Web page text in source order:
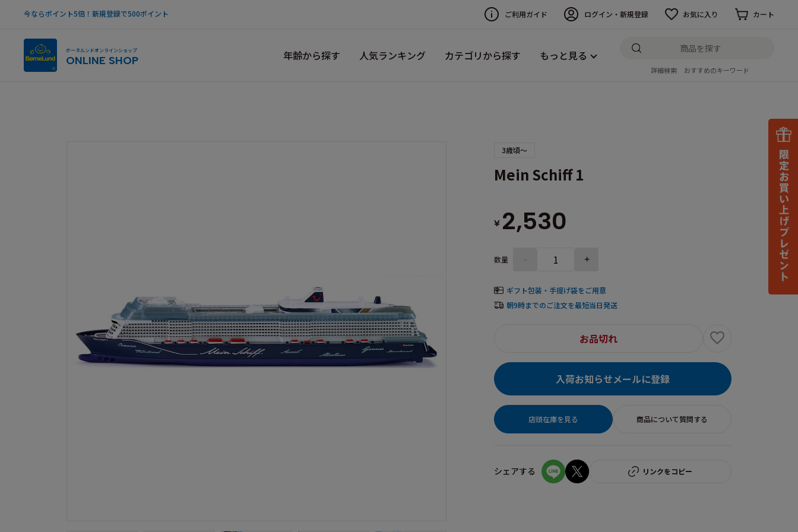
今ならポイント5倍！新規登録で500ポイント ご利用ガイド ログイン・新規登録 お気に入り カート
ボーネルンドオンラインショップ
ONLINE SHOP 年齢から探す 人気ランキング カテゴリから探す もっと見る
詳細検索 おすすめのキーワード
3歳頃～
Mein Schiff 1
¥ 2,530
数量 - +
ギフト包装・手提げ袋をご用意
朝9時までのご注文を最短当日発送
お品切れ
入荷お知らせメールに登録
店頭在庫を見る 商品について質問する
シェアする リンクをコピー